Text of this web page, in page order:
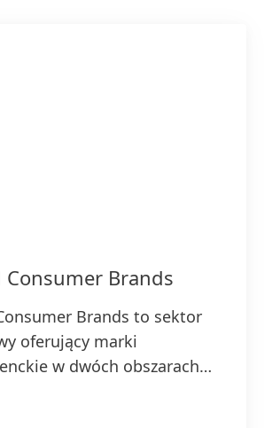
Consumer Brands
Brands to sektor
oferujący marki
w dwóch obszarach